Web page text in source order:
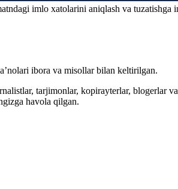
imlo xatolarini aniqlash va tuzatishga
ibora va misollar bilan keltirilgan.
tarjimonlar, kopirayterlar, blogerlar
havola qilgan.